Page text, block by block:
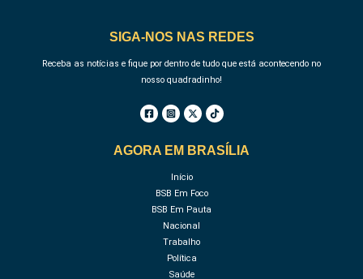
SIGA-NOS NAS REDES
Receba as notícias e fique por dentro de tudo que está acontecendo no
nosso quadradinho!
AGORA EM BRASÍLIA
Início
BSB Em Foco
BSB Em Pauta
Nacional
Trabalho
Política
Saúde